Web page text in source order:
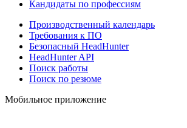
Кандидаты по профессиям
Производственный календарь
Требования к ПО
Безопасный HeadHunter
HeadHunter API
Поиск работы
Поиск по резюме
Мобильное приложение